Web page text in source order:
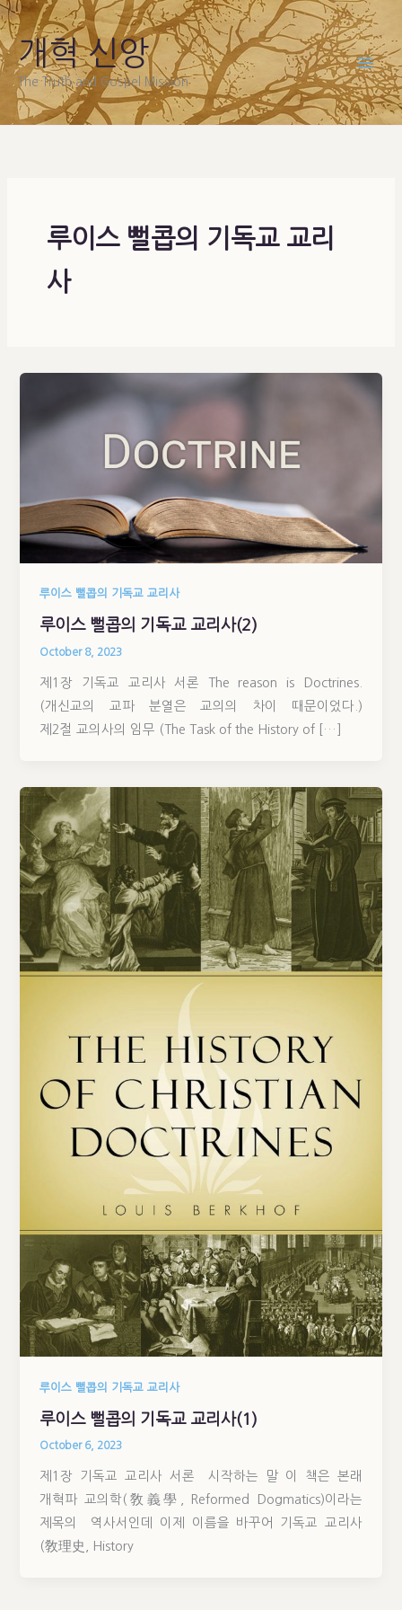
Skip
to
content
개혁 신앙
The Truth and Gospel Mission
루이스 뻘콥의 기독교 교리
사
루이스 뻘콥의 기독교 교리사
루이스 뻘콥의 기독교 교리사(2)
October 8, 2023
제1장 기독교 교리사 서론 The reason is Doctrines.
(개신교의 교파 분열은 교의의 차이 때문이었다.)
제2절 교의사의 임무 (The Task of the History of […]
루이스 뻘콥의 기독교 교리사
루이스 뻘콥의 기독교 교리사(1)
October 6, 2023
제1장 기독교 교리사 서론 시작하는 말 이 책은 본래
개혁파 교의학(敎義學, Reformed Dogmatics)이라는
제목의 역사서인데 이제 이름을 바꾸어 기독교 교리사
(敎理史, History